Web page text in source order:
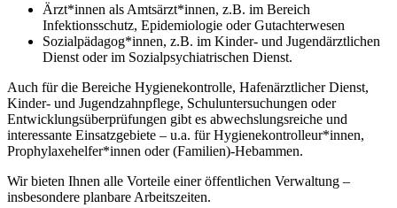
Ärzt*innen als Amtsärzt*innen, z.B. im Bereich
Infektionsschutz, Epidemiologie oder Gutachterwesen
Sozialpädagog*innen, z.B. im Kinder- und Jugendärztlichen
Dienst oder im Sozialpsychiatrischen Dienst.
Auch für die Bereiche Hygienekontrolle, Hafenärztlicher Dienst,
Kinder- und Jugendzahnpflege, Schuluntersuchungen oder
Entwicklungsüberprüfungen gibt es abwechslungsreiche und
interessante Einsatzgebiete – u.a. für Hygienekontrolleur*innen,
Prophylaxehelfer*innen oder (Familien)-Hebammen.
Wir bieten Ihnen alle Vorteile einer öffentlichen Verwaltung –
insbesondere planbare Arbeitszeiten.